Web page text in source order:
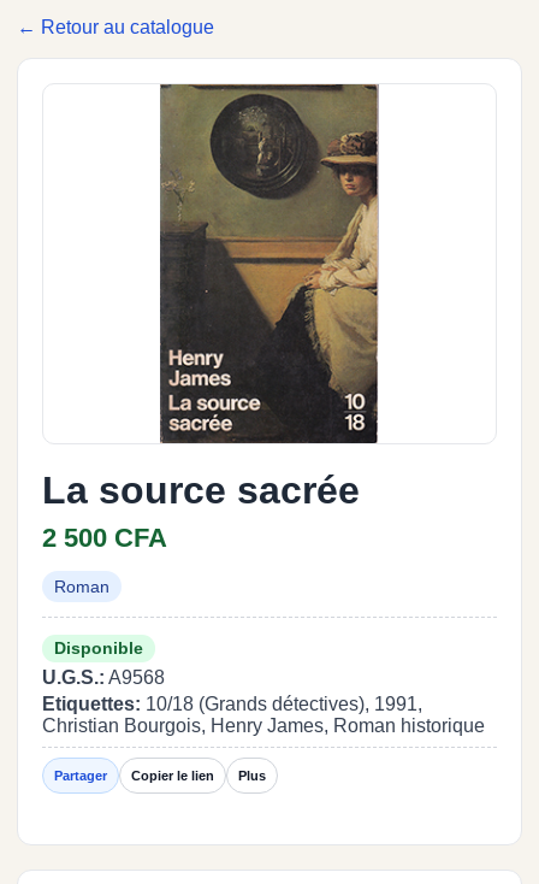
← Retour au catalogue
La source sacrée
2 500 CFA
Roman
Disponible
U.G.S.: A9568
Etiquettes: 10/18 (Grands détectives), 1991,
Christian Bourgois, Henry James, Roman historique
Partager Copier le lien Plus